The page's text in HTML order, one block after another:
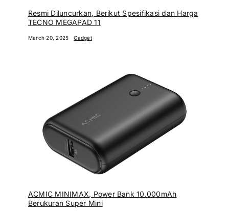
Resmi Diluncurkan, Berikut Spesifikasi dan Harga
TECNO MEGAPAD 11
March 20, 2025 Gadget
ACMIC MINIMAX, Power Bank 10.000mAh
Berukuran Super Mini